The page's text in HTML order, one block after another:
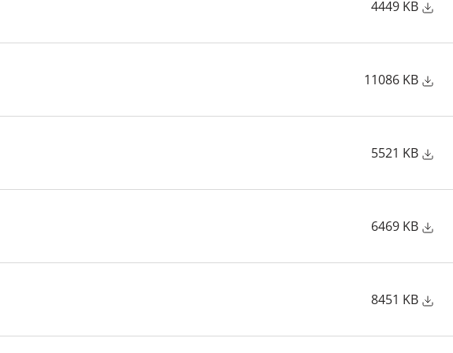
4449 KB
11086 KB
5521 KB
6469 KB
8451 KB